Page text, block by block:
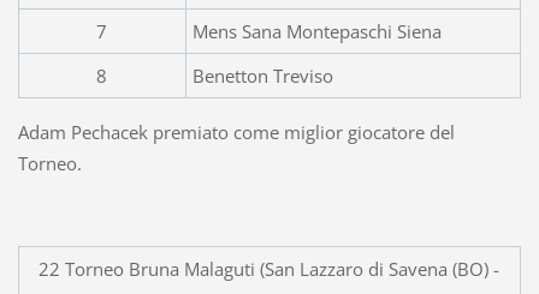
7
Mens Sana Montepaschi Siena
8
Benetton Treviso
Adam Pechacek premiato come miglior giocatore del
Torneo.
22 Torneo Bruna Malaguti (San Lazzaro di Savena (BO) -